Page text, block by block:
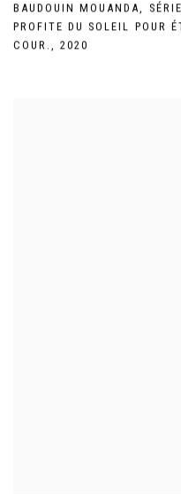
BAUDOUIN MOUANDA ,
PROFITE DU SOLEIL POUR
COUR. ,2020